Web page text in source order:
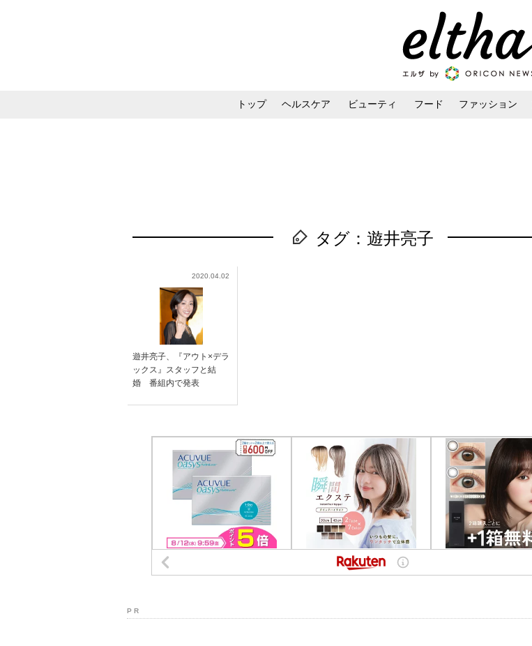
トップ ヘルスケア ビューティ フード ファッション
タグ：遊井亮子
2020.04.02
遊井亮子、『アウト×デラ
ックス』スタッフと結
婚 番組内で発表
P R